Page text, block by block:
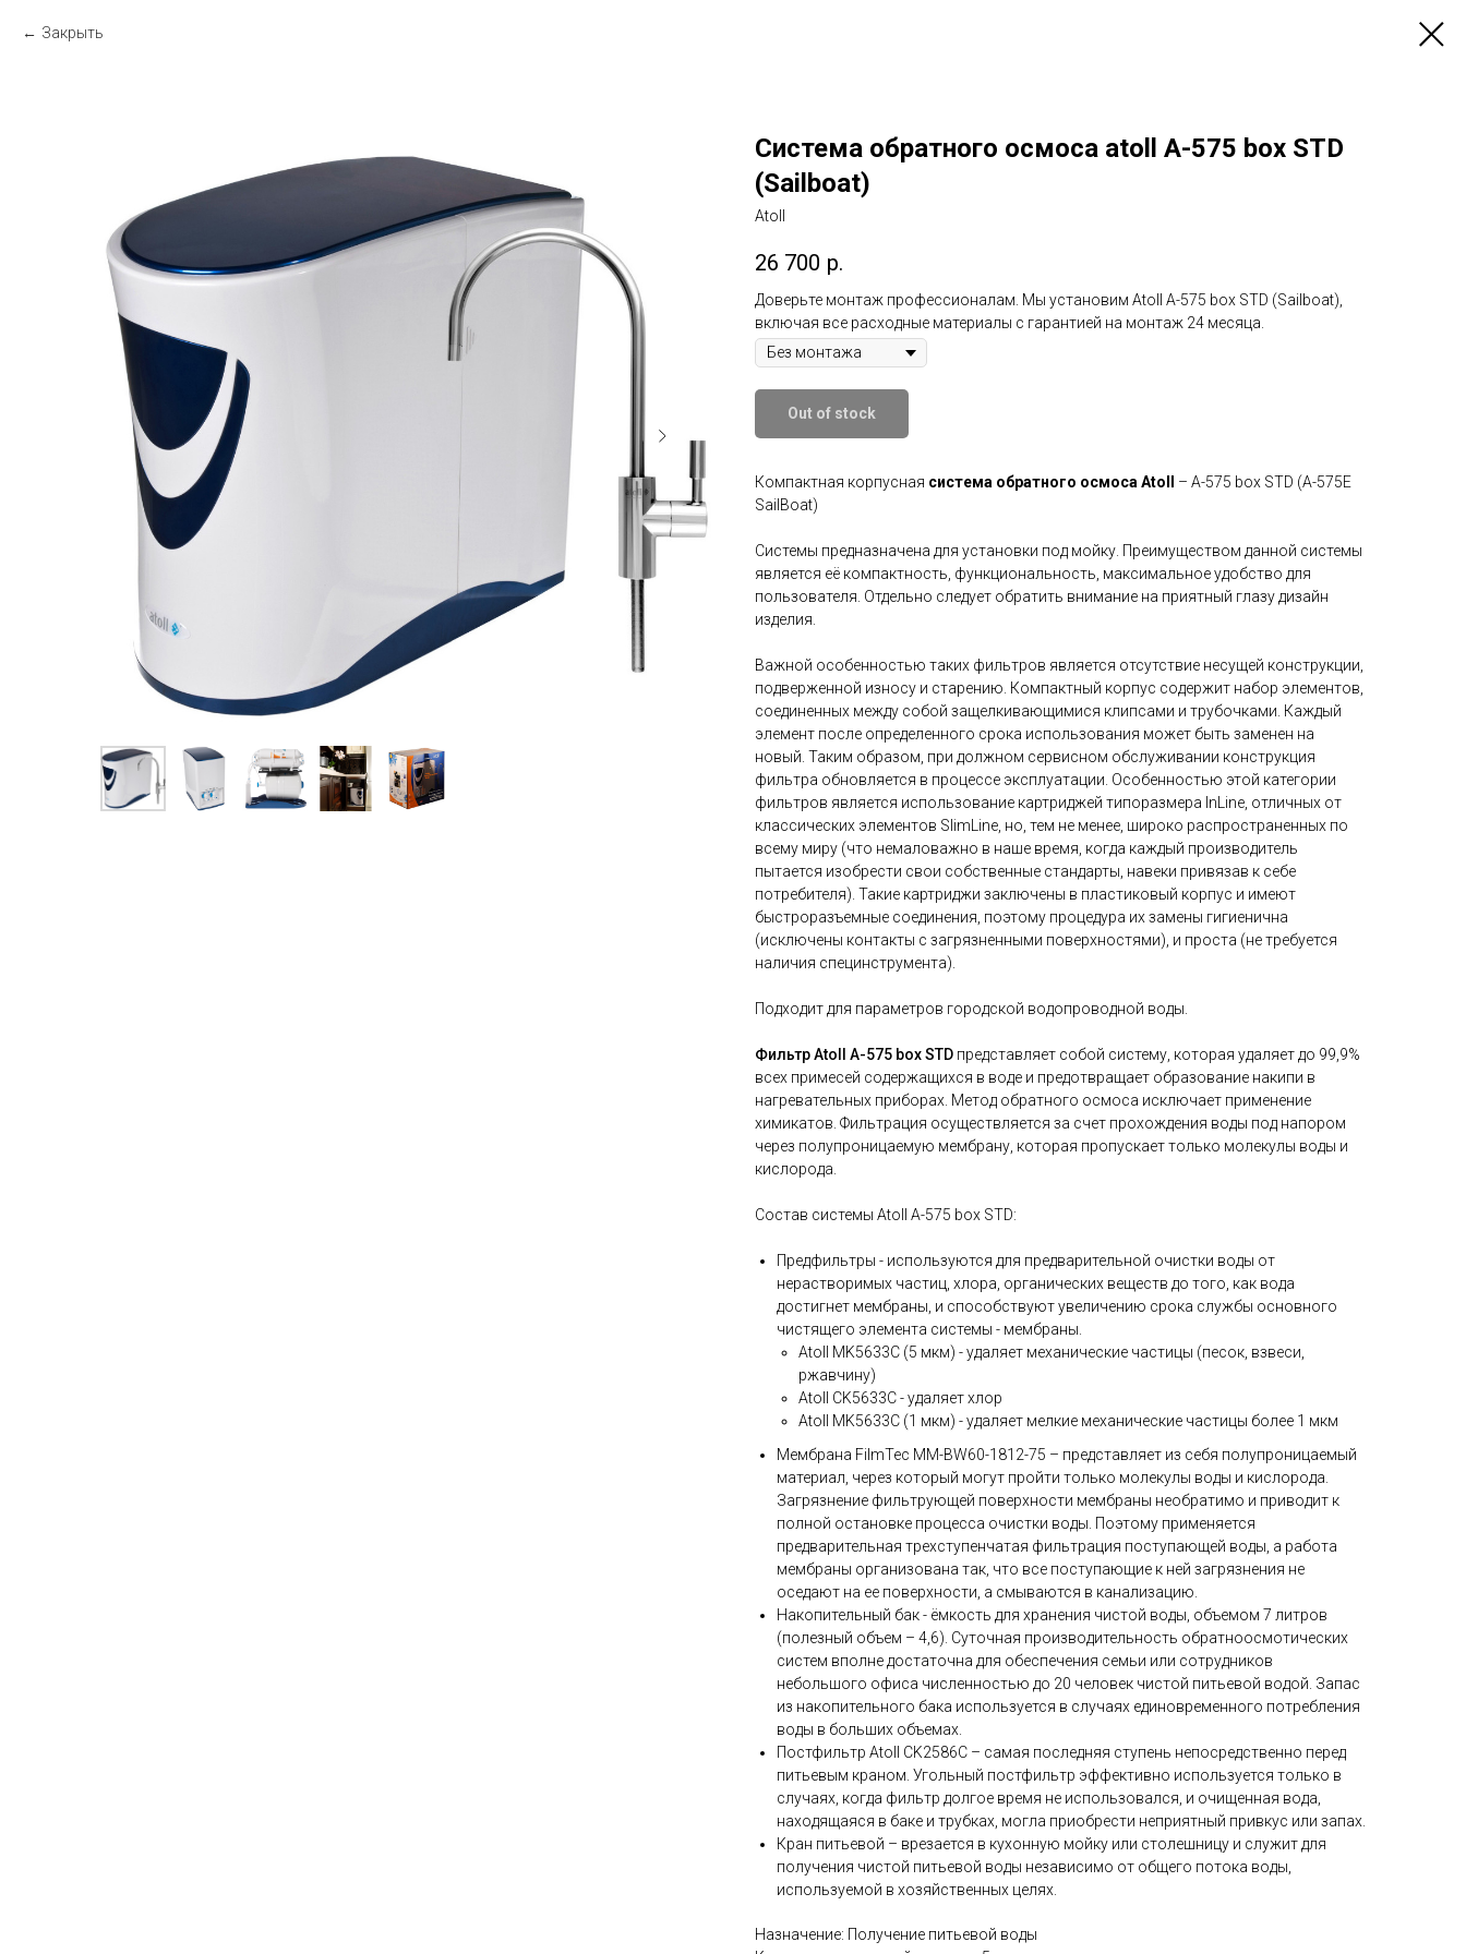
Закрыть
Система обратного осмоса atoll A-575 box STD
(Sailboat)
Atoll
26 700 р.
Доверьте монтаж профессионалам. Мы установим Atoll A-575 box STD (Sailboat),
включая все расходные материалы с гарантией на монтаж 24 месяца.
Out of stock
Компактная корпусная система обратного осмоса Atoll
– A-575 box STD (А-575Е
SailBoat)
Системы предназначена для установки под мойку. Преимуществом данной системы
является её компактность, функциональность, максимальное удобство для
пользователя. Отдельно следует обратить внимание на приятный глазу дизайн
изделия.
Важной особенностью таких фильтров является отсутствие несущей конструкции,
подверженной износу и старению. Компактный корпус содержит набор элементов,
соединенных между собой защелкивающимися клипсами и трубочками. Каждый
элемент после определенного срока использования может быть заменен на
новый. Таким образом, при должном сервисном обслуживании конструкция
фильтра обновляется в процессе эксплуатации. Особенностью этой категории
фильтров является использование картриджей типоразмера InLine, отличных от
классических элементов SlimLine, но, тем не менее, широко распространенных по
всему миру (что немаловажно в наше время, когда каждый производитель
пытается изобрести свои собственные стандарты, навеки привязав к себе
потребителя). Такие картриджи заключены в пластиковый корпус и имеют
быстроразъемные соединения, поэтому процедура их замены гигиенична
(исключены контакты с загрязненными поверхностями), и проста (не требуется
наличия специнструмента).
Подходит для параметров городской водопроводной воды.
Фильтр Atoll A-575 box STD представляет собой систему, которая удаляет до 99,9%
всех примесей содержащихся в воде и предотвращает образование накипи в
нагревательных приборах. Метод обратного осмоса исключает применение
химикатов. Фильтрация осуществляется за счет прохождения воды под напором
через полупроницаемую мембрану, которая пропускает только молекулы воды и
кислорода.
Состав системы Atoll A-575 box STD:
Предфильтры - используются для предварительной очистки воды от
нерастворимых частиц, хлора, органических веществ до того, как вода
достигнет мембраны, и способствуют увеличению срока службы основного
чистящего элемента системы - мембраны.
Atoll MK5633C (5 мкм) - удаляет механические частицы (песок, взвеси,
ржавчину)
Atoll СK5633C - удаляет хлор
Atoll MK5633C (1 мкм) - удаляет мелкие механические частицы более 1 мкм
Мембрана FilmTec MM-BW60-1812-75 – представляет из себя полупроницаемый
материал, через который могут пройти только молекулы воды и кислорода.
Загрязнение фильтрующей поверхности мембраны необратимо и приводит к
полной остановке процесса очистки воды. Поэтому применяется
предварительная трехступенчатая фильтрация поступающей воды, а работа
мембраны организована так, что все поступающие к ней загрязнения не
оседают на ее поверхности, а смываются в канализацию.
Накопительный бак - ёмкость для хранения чистой воды, объемом 7 литров
(полезный объем – 4,6). Суточная производительность обратноосмотических
систем вполне достаточна для обеспечения семьи или сотрудников
небольшого офиса численностью до 20 человек чистой питьевой водой. Запас
из накопительного бака используется в случаях единовременного потребления
воды в больших объемах.
Постфильтр Atoll CK2586C – самая последняя ступень непосредственно перед
питьевым краном. Угольный постфильтр эффективно используется только в
случаях, когда фильтр долгое время не использовался, и очищенная вода,
находящаяся в баке и трубках, могла приобрести неприятный привкус или запах.
Кран питьевой – врезается в кухонную мойку или столешницу и служит для
получения чистой питьевой воды независимо от общего потока воды,
используемой в хозяйственных целях.
Назначение: Получение питьевой воды